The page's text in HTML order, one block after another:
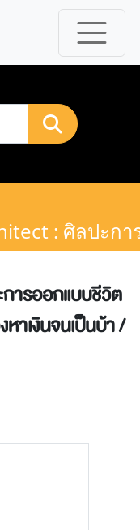
: ศิลปะก
ารออกแบบชีวิต
าเงินจนเป็นบ้า /